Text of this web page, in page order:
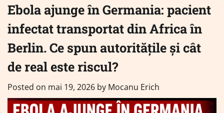
Ebola ajunge în Germania: pacient
infectat transportat din Africa în
Berlin. Ce spun autoritățile și cât
de real este riscul?
Posted on mai 19, 2026 by Mocanu Erich